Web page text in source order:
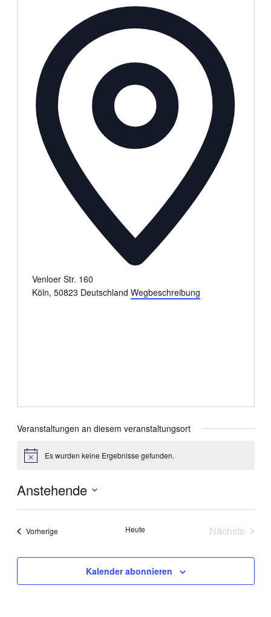
Venloer Str. 160
Köln, 50823 Deutschland Wegbeschreibung
Veranstaltungen an diesem veranstaltungsort
HinweisEs wurden keine Ergebnisse gefunden.
Anstehende
VorherigeVeranstaltungen Heute
Nächste
Kalender abonnieren